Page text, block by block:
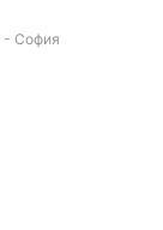
- София